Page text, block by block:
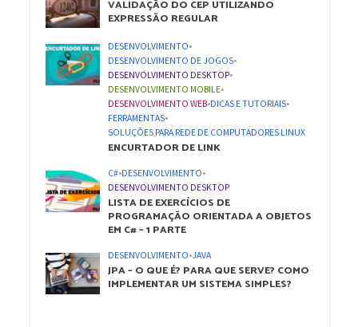
VALIDAÇÃO DO CEP UTILIZANDO
EXPRESSÃO REGULAR
DESENVOLVIMENTO•
DESENVOLVIMENTO DE JOGOS•
DESENVOLVIMENTO DESKTOP•
DESENVOLVIMENTO MOBILE•
DESENVOLVIMENTO WEB•DICAS E TUTORIAIS•
FERRAMENTAS•
SOLUÇÕES PARA REDE DE COMPUTADORES LINUX
ENCURTADOR DE LINK
C#•DESENVOLVIMENTO•
DESENVOLVIMENTO DESKTOP
LISTA DE EXERCÍCIOS DE
PROGRAMAÇÃO ORIENTADA A OBJETOS
EM C# – 1 PARTE
DESENVOLVIMENTO•JAVA
JPA – O QUE É? PARA QUE SERVE? COMO
IMPLEMENTAR UM SISTEMA SIMPLES?